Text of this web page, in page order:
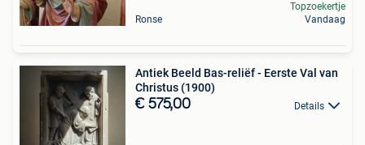
Ronse
Topzoekertje
Vandaag
Antiek Beeld Bas-reliëf - Eerste Val van
Christus (1900)
€ 575,00 Details